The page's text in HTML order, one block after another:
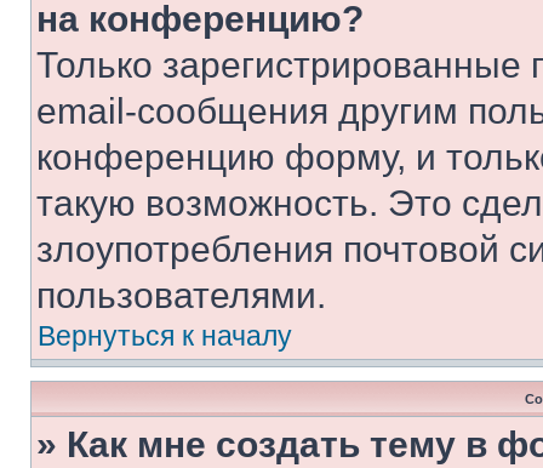
на конференцию?
Только зарегистрированные
email-сообщения другим
конференцию форму, и
такую возможность. Это
злоупотребления почтовой
пользователями.
Вернуться к началу
» Как мне создать тему в